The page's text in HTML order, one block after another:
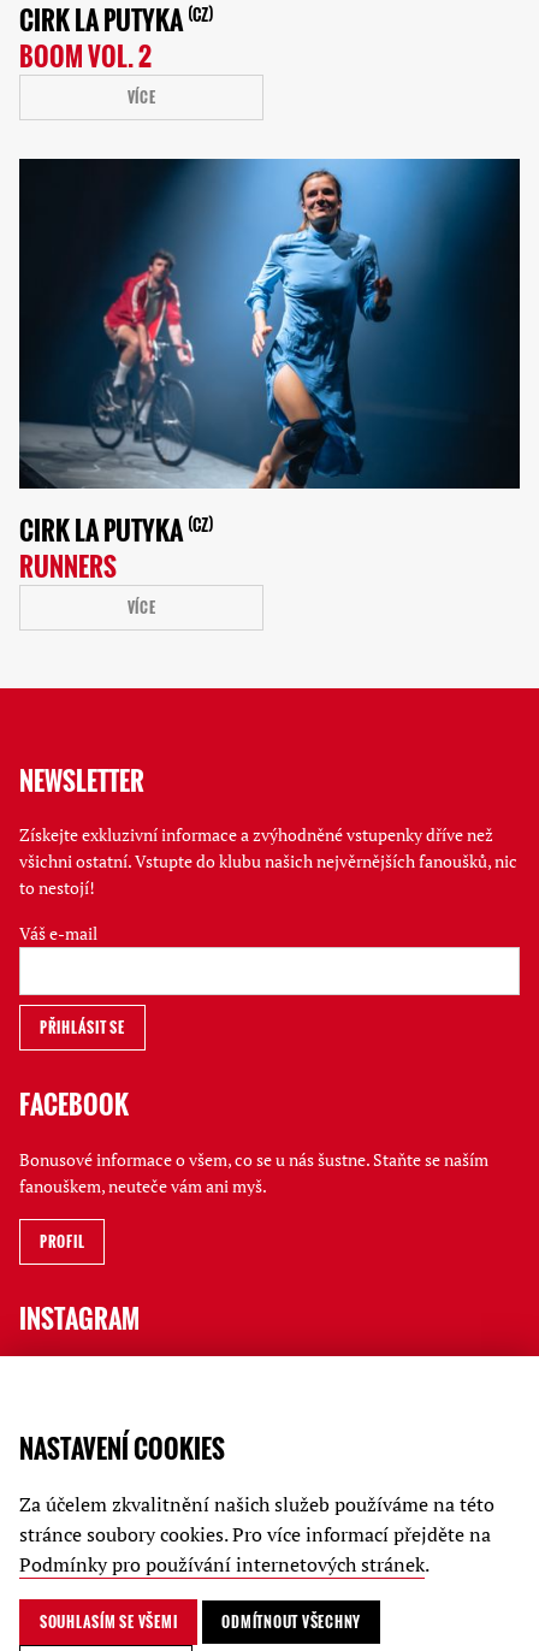
CIRK LA PUTYKA CZ
BOOM VOL. 2
VÍCE
CIRK LA PUTYKA CZ
RUNNERS
VÍCE
NEWSLETTER
Získejte exkluzivní informace a zvýhodněné vstupenky dříve než
všichni ostatní. Vstupte do klubu našich nejvěrnějších fanoušků, nic
to nestojí!
Váš e-mail
FACEBOOK
Bonusové informace o všem, co se u nás šustne. Staňte se naším
fanouškem, neuteče vám ani myš.
PROFIL
INSTAGRAM
PROFIL
JATKA78
Kariéra
Podmínky ochrany soukromí
NASTAVENÍ COOKIES
Za účelem zkvalitnění našich služeb používáme na této
stránce soubory cookies. Pro více informací přejděte na
Podmínky pro používání internetových stránek.
SOUHLASÍM SE VŠEMI ODMÍTNOUT VŠECHNY